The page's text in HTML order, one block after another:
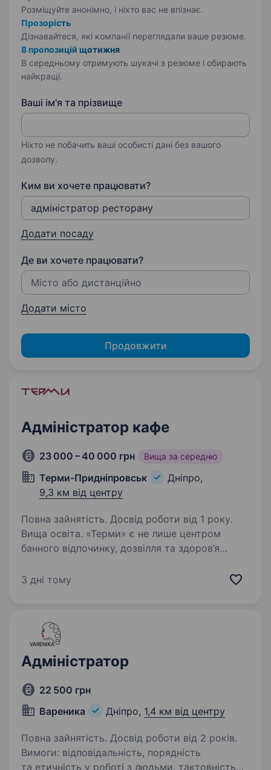
Розміщуйте анонімно, і ніхто вас не впізнає.
Прозорість
Дізнавайтеся, які компанії переглядали ваше резюме.
8 пропозицій щотижня
В середньому отримують шукачі з резюме і обирають
найкращі.
Ваші ім'я та прізвище
Ніхто не побачить ваші особисті дані без вашого
дозволу.
Ким ви хочете працювати?
Додати посаду
Де ви хочете працювати?
Додати місто
Продовжити
Адміністратор кафе
23 000 – 40 000 грн Вища за середню
Терми-Придніпровськ
Дніпро,
9,3 км від центру
Повна зайнятість. Досвід роботи від 1 року.
Вища освіта. «Терми» є не лише центром
банного відпочинку, дозвілля та здоров’я
життя городян та гостей Дніпра. Це місце,
3 дні тому
Адміністратор
22 500 грн
Вареника
Дніпро, 1,4 км від центру
Повна зайнятість. Досвід роботи від 2 років.
Вимоги: відповідальність, порядність
та етичність у роботі з людьми, тактовність